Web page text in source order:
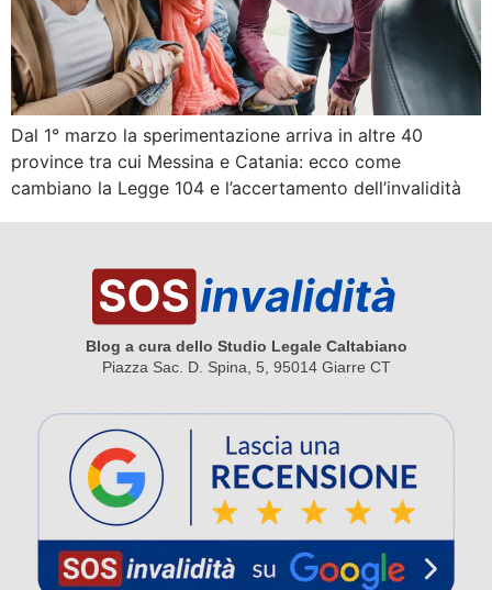
Dal 1° marzo la sperimentazione arriva in altre 40
province tra cui Messina e Catania: ecco come
cambiano la Legge 104 e l’accertamento dell’invalidità
Blog a cura dello Studio Legale Caltabiano
Piazza Sac. D. Spina, 5, 95014 Giarre CT